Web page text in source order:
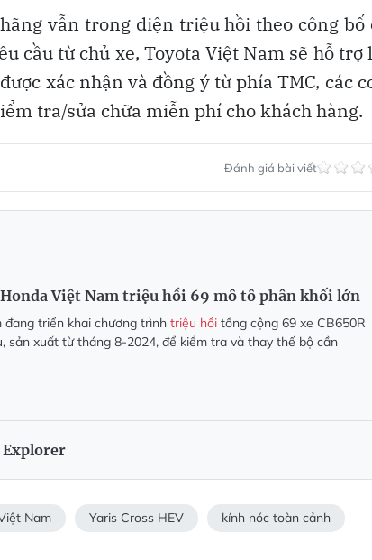
vẫn trong diện triệu hồi theo công bố
cầu từ chủ xe, Toyota Việt Nam sẽ hỗ trợ
xác nhận và đồng ý từ phía TMC, các
tra/sửa chữa miễn phí cho khách hàng.
Đánh giá bài viết
Việt Nam triệu hồi 69 mô tô phân khối lớn
đang triển khai chương trình triệu hồi tổng cộng 69 xe CB650R
sản xuất từ tháng 8-2024, để kiểm tra và thay thế bộ cần
Explorer
Nam Yaris Cross HEV kính nóc toàn cảnh